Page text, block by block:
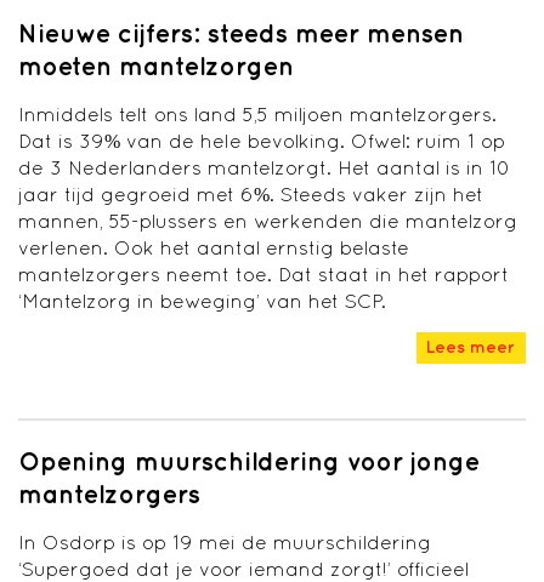
Nieuwe cijfers: steeds meer mensen
moeten mantelzorgen
Inmiddels telt ons land 5,5 miljoen mantelzorgers.
Dat is 39% van de hele bevolking. Ofwel: ruim 1 op
de 3 Nederlanders mantelzorgt. Het aantal is in 10
jaar tijd gegroeid met 6%. Steeds vaker zijn het
mannen, 55-plussers en werkenden die mantelzorg
verlenen. Ook het aantal ernstig belaste
mantelzorgers neemt toe. Dat staat in het rapport
‘Mantelzorg in beweging’ van het SCP.
Lees meer
Opening muurschildering voor jonge
mantelzorgers
In Osdorp is op 19 mei de muurschildering
‘Supergoed dat je voor iemand zorgt!’ officieel